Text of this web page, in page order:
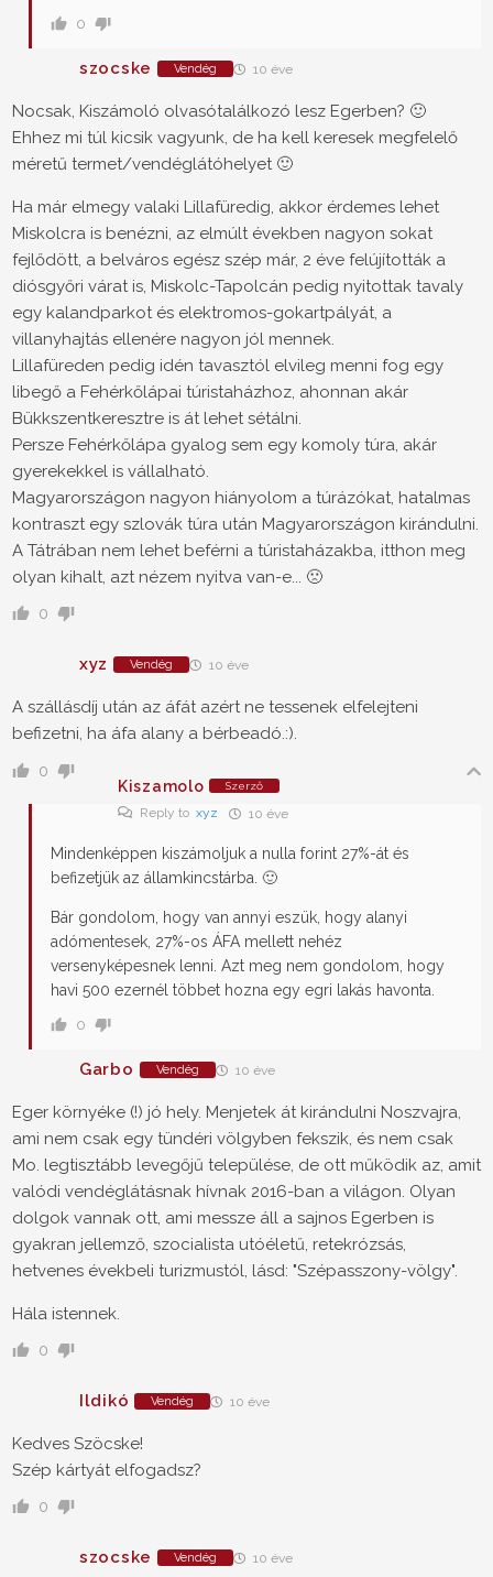
0
szocske Vendég 10 éve
Nocsak, Kiszámoló olvasótalálkozó lesz Egerben? 🙂
Ehhez mi túl kicsik vagyunk, de ha kell keresek megfelelő
méretű termet/vendéglátóhelyet 🙂
Ha már elmegy valaki Lillafüredig, akkor érdemes lehet
Miskolcra is benézni, az elmúlt években nagyon sokat
fejlődött, a belváros egész szép már, 2 éve felújították a
diósgyőri várat is, Miskolc-Tapolcán pedig nyitottak tavaly
egy kalandparkot és elektromos-gokartpályát, a
villanyhajtás ellenére nagyon jól mennek.
Lillafüreden pedig idén tavasztól elvileg menni fog egy
libegő a Fehérkőlápai túristaházhoz, ahonnan akár
Bükkszentkeresztre is át lehet sétálni.
Persze Fehérkőlápa gyalog sem egy komoly túra, akár
gyerekekkel is vállalható.
Magyarországon nagyon hiányolom a túrázókat, hatalmas
kontraszt egy szlovák túra után Magyarországon kirándulni.
A Tátrában nem lehet beférni a túristaházakba, itthon meg
olyan kihalt, azt nézem nyitva van-e... 🙁
0
xyz Vendég 10 éve
A szállásdíj után az áfát azért ne tessenek elfelejteni
befizetni, ha áfa alany a bérbeadó.:).
0
Kiszamolo
Szerző
Reply to xyz 10 éve
Mindenképpen kiszámoljuk a nulla forint 27%-át és
befizetjük az államkincstárba. 🙂
Bár gondolom, hogy van annyi eszük, hogy alanyi
adómentesek, 27%-os ÁFA mellett nehéz
versenyképesnek lenni. Azt meg nem gondolom, hogy
havi 500 ezernél többet hozna egy egri lakás havonta.
0
Garbo Vendég 10 éve
Eger környéke (!) jó hely. Menjetek át kirándulni Noszvajra,
ami nem csak egy tündéri völgyben fekszik, és nem csak
Mo. legtisztább levegőjű települése, de ott működik az, amit
valódi vendéglátásnak hívnak 2016-ban a világon. Olyan
dolgok vannak ott, ami messze áll a sajnos Egerben is
gyakran jellemző, szocialista utóéletű, retekrózsás,
hetvenes évekbeli turizmustól, lásd: "Szépasszony-völgy".
Hála istennek.
0
Ildikó Vendég 10 éve
Kedves Szöcske!
Szép kártyát elfogadsz?
0
szocske Vendég 10 éve